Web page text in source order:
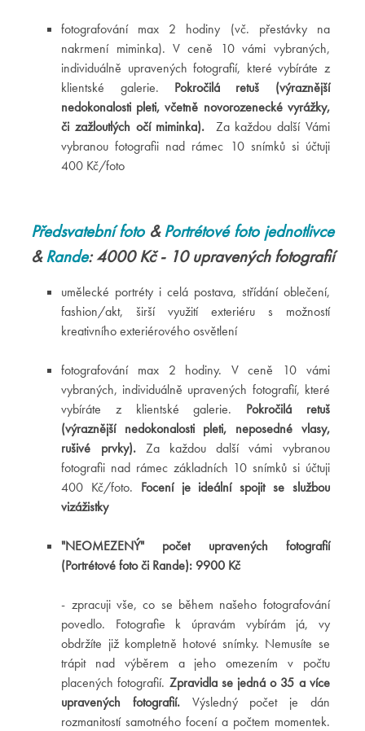
fotografování max 2 hodiny (vč. přestávky na
nakrmení miminka). V ceně 10 vámi vybraných,
individuálně upravených fotografií, které vybíráte z
klientské galerie. Pokročilá retuš (výraznější
nedokonalosti pleti, včetně novorozenecké vyrážky,
či zažloutlých očí miminka). Za každou další Vámi
vybranou fotografii nad rámec 10 snímků si účtuji
400 Kč/foto
Předsvatební foto &Portrétové foto jednotlivce
&Rande: 4000 Kč - 10 upravených fotografií
umělecké portréty i celá postava, střídání oblečení,
fashion/akt, širší využití exteriéru s možností
kreativního exteriérového osvětlení
fotografování max 2 hodiny. V ceně 10 vámi
vybraných, individuálně upravených fotografií, které
vybíráte z klientské galerie. Pokročilá retuš
(výraznější nedokonalosti pleti, neposedné vlasy,
rušivé prvky).Za každou další vámi vybranou
fotografii nad rámec základních 10 snímků si účtuji
400 Kč/foto. Focení je ideální spojit se službou
vizážistky
"NEOMEZENÝ" počet upravených fotografií
(Portrétové foto či Rande): 9900 Kč
- zpracuji vše, co se během našeho fotografování
povedlo. Fotografie k úpravám vybírám já, vy
obdržíte již kompletně hotové snímky. Nemusíte se
trápit nad výběrem a jeho omezením v počtu
placených fotografií. Zpravidla se jedná o 35 a více
upravených fotografií.Výsledný počet je dán
rozmanitostí samotného focení a počtem momentek.